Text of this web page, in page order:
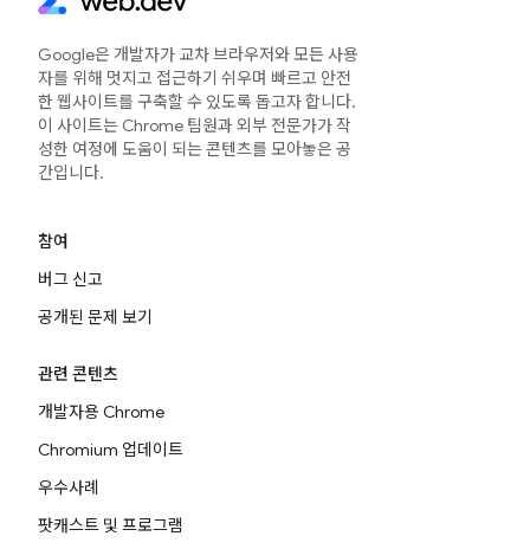
Google은 개발자가 교차 브라우저와 모든 사용
자를 위해 멋지고 접근하기 쉬우며 빠르고 안전
한 웹사이트를 구축할 수 있도록 돕고자 합니다.
이 사이트는 Chrome 팀원과 외부 전문가가 작
성한 여정에 도움이 되는 콘텐츠를 모아놓은 공
간입니다.
참여
버그 신고
공개된 문제 보기
관련 콘텐츠
개발자용 Chrome
Chromium 업데이트
우수사례
팟캐스트 및 프로그램